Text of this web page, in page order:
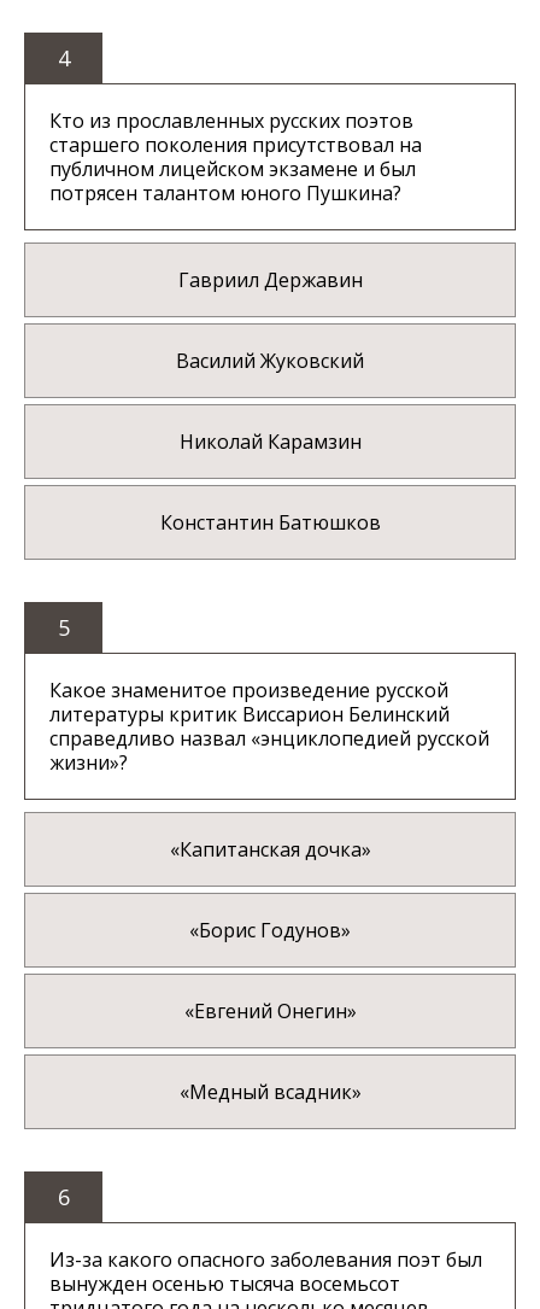
4
Кто из прославленных русских поэтов
старшего поколения присутствовал на
публичном лицейском экзамене и был
потрясен талантом юного Пушкина?
Гавриил Державин
Василий Жуковский
Николай Карамзин
Константин Батюшков
5
Какое знаменитое произведение русской
литературы критик Виссарион Белинский
справедливо назвал «энциклопедией русской
жизни»?
«Капитанская дочка»
«Борис Годунов»
«Евгений Онегин»
«Медный всадник»
6
Из-за какого опасного заболевания поэт был
вынужден осенью тысяча восемьсот